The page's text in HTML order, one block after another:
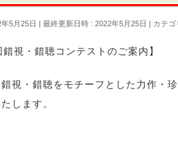
5月25日 最終更新日時 : 2022年5月25日 カテゴ
錯視・錯聴コンテストのご案内】
視・錯聴をモチーフとした力作・
します。